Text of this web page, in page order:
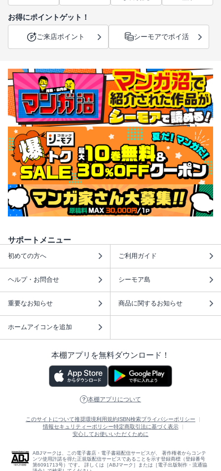
お得にポイントゲット！
ご来店ポイント シーモアでポイ活
サポートメニュー
初めての方へ ご利用ガイド
ヘルプ・お問合せ シーモア島
重要なお知らせ 商品に関するお知らせ
ホームアイコンを追加
本棚アプリを無料ダウンロード！
本棚アプリについて
このサイトについて推奨環境利用規約ISBN検索プライバシーポリシー
情報セキュリティーポリシー特定商取引法に基づく表示
安心してお使いいただくために
ABJマークは、この電子書店・電子書籍配信サービスが、 著作権者からコンテ
ンツ使用許諾を得た正規版配信サービスであることを示す登録商標（登録番号
第6091713号）です。 詳しくは［ABJマーク］または［電子出版制作・流通協